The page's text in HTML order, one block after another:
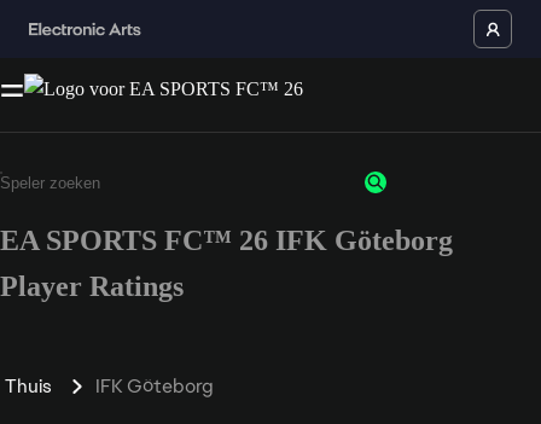
EA SPORTS FC™ 26 IFK Göteborg
Player Ratings
Thuis IFK Göteborg